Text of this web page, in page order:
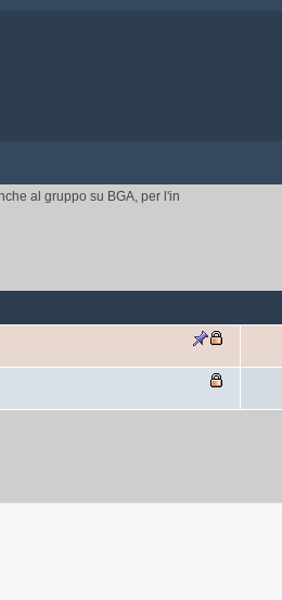
al gruppo su BGA, per l'invito ai tornei.